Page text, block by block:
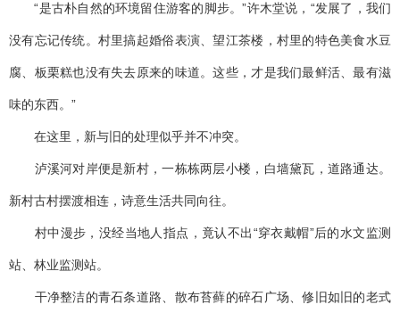
“是古朴自然的环境留住游客的脚步。”许木堂说，“发展了，我们
没有忘记传统。村里搞起婚俗表演、望江茶楼，村里的特色美食水豆
腐、板栗糕也没有失去原来的味道。这些，才是我们最鲜活、最有滋
味的东西。”
在这里，新与旧的处理似乎并不冲突。
泸溪河对岸便是新村，一栋栋两层小楼，白墙黛瓦，道路通达。
新村古村摆渡相连，诗意生活共同向往。
村中漫步，没经当地人指点，竟认不出“穿衣戴帽”后的水文监测
站、林业监测站。
干净整洁的青石条道路、散布苔藓的碎石广场、修旧如旧的老式